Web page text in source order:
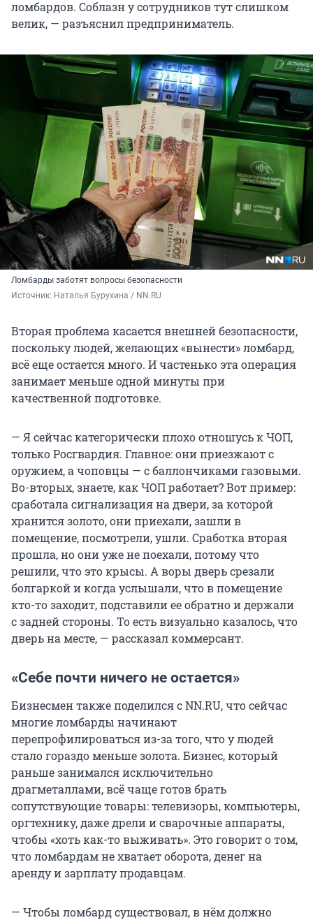
ломбардов. Соблазн у сотрудников тут слишком
велик, — разъяснил предприниматель.
Ломбарды заботят вопросы безопасности
Источник: Наталья Бурухина / NN.RU
Вторая проблема касается внешней безопасности,
поскольку людей, желающих «вынести» ломбард,
всё еще остается много. И частенько эта операция
занимает меньше одной минуты при
качественной подготовке.
— Я сейчас категорически плохо отношусь к ЧОП,
только Росгвардия. Главное: они приезжают с
оружием, а чоповцы — с баллончиками газовыми.
Во-вторых, знаете, как ЧОП работает? Вот пример:
сработала сигнализация на двери, за которой
хранится золото, они приехали, зашли в
помещение, посмотрели, ушли. Сработка вторая
прошла, но они уже не поехали, потому что
решили, что это крысы. А воры дверь срезали
болгаркой и когда услышали, что в помещение
кто-то заходит, подставили ее обратно и держали
с задней стороны. То есть визуально казалось, что
дверь на месте, — рассказал коммерсант.
«Себе почти ничего не остается»
Бизнесмен также поделился с NN.RU, что сейчас
многие ломбарды начинают
перепрофилироваться из-за того, что у людей
стало гораздо меньше золота. Бизнес, который
раньше занимался исключительно
драгметаллами, всё чаще готов брать
сопутствующие товары: телевизоры, компьютеры,
оргтехнику, даже дрели и сварочные аппараты,
чтобы «хоть как-то выживать». Это говорит о том,
что ломбардам не хватает оборота, денег на
аренду и зарплату продавцам.
— Чтобы ломбард существовал, в нём должно